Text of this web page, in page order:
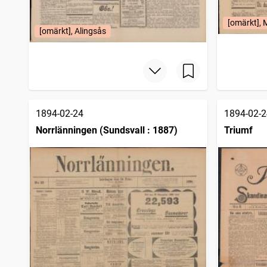
[omärkt], Alingsås
[omärkt],
1894-02-24
Norrlänningen (Sundsvall : 1887)
1894-02-
Triumf